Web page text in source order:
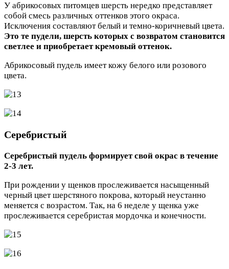
У абрикосовых питомцев шерсть нередко представляет
собой смесь различных оттенков этого окраса.
Исключения составляют белый и темно-коричневый цвета.
Это те пудели, шерсть которых с возвратом становится
светлее и приобретает кремовый оттенок.
Абрикосовый пудель имеет кожу белого или розового
цвета.
Серебристый
Серебристый пудель формирует свой окрас в течение
2-3 лет.
При рождении у щенков прослеживается насыщенный
черный цвет шерстяного покрова, который неустанно
меняется с возрастом. Так, на 6 неделе у щенка уже
прослеживается серебристая мордочка и конечности.